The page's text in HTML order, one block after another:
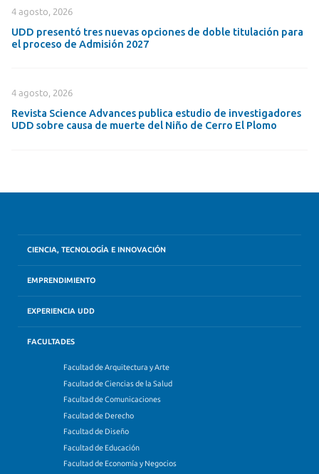
4 agosto, 2026
UDD presentó tres nuevas opciones de doble titulación para
el proceso de Admisión 2027
4 agosto, 2026
Revista Science Advances publica estudio de investigadores
UDD sobre causa de muerte del Niño de Cerro El Plomo
CIENCIA, TECNOLOGÍA E INNOVACIÓN
EMPRENDIMIENTO
EXPERIENCIA UDD
FACULTADES
Facultad de Arquitectura y Arte
Facultad de Ciencias de la Salud
Facultad de Comunicaciones
Facultad de Derecho
Facultad de Diseño
Facultad de Educación
Facultad de Economía y Negocios